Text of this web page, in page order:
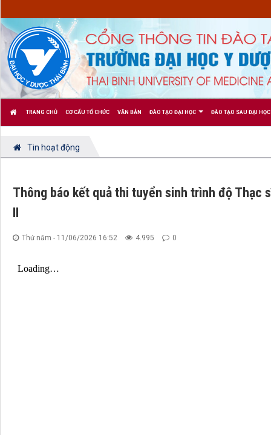
TRANG CHỦ CƠ CẤU TỔ CHỨC VĂN BẢN ĐÀO TẠO ĐẠI HỌC ĐÀO TẠO SAU ĐẠI HỌC
Tin hoạt động
Thông báo kết quả thi tuyển sinh trình độ Thạc
II
Thứ năm - 11/06/2026 16:52 4.995 0